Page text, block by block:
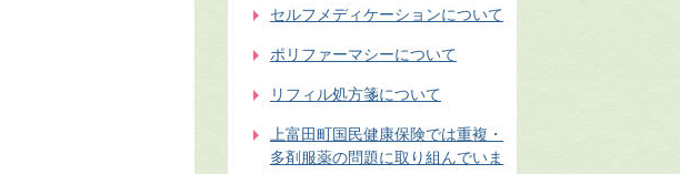
セルフメディケーションについて
ポリファーマシーについて
リフィル処方箋について
上富田町国民健康保険では重複・
多剤服薬の問題に取り組んでいま